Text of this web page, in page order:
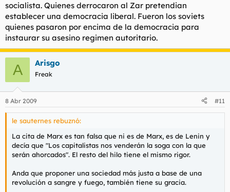
socialista. Quienes derrocaron al Zar pretendian
establecer una democracia liberal. Fueron los soviets
quienes pasaron por encima de la democracia para
instaurar su asesino regimen autoritario.
A Arisgo
Freak
8 Abr 2009 #11
le sauternes rebuznó:
La cita de Marx es tan falsa que ni es de Marx, es de Lenin y
decía que "Los capitalistas nos venderán la soga con la que
serán ahorcados". El resto del hilo tiene el mismo rigor.
Anda que proponer una sociedad más justa a base de una
revolución a sangre y fuego, también tiene su gracia.